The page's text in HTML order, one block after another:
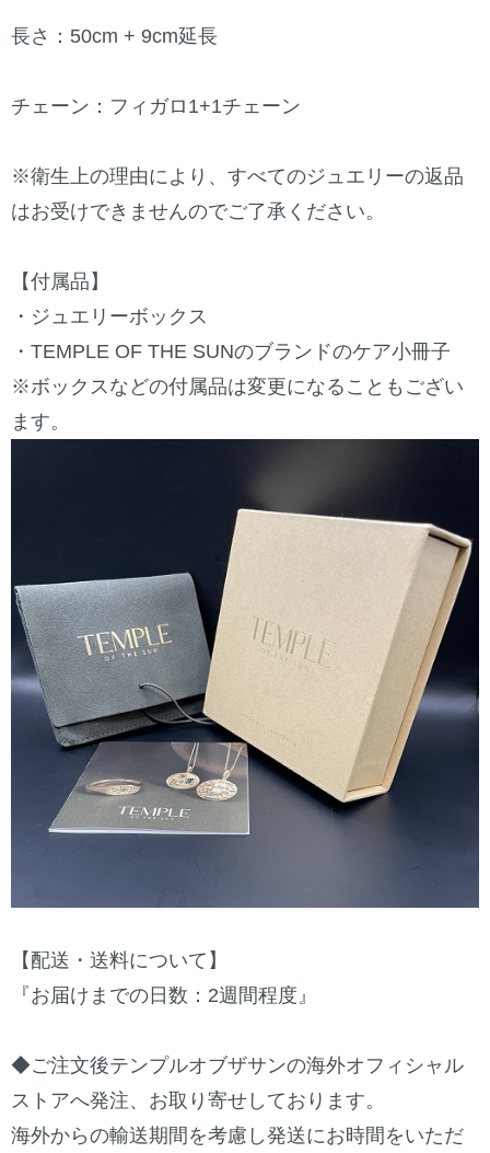
長さ：50cm + 9cm延長
チェーン：フィガロ1+1チェーン
※衛生上の理由により、すべてのジュエリーの返品
はお受けできませんのでご了承ください。
【付属品】
・ジュエリーボックス
・TEMPLE OF THE SUNのブランドのケア小冊子
※ボックスなどの付属品は変更になることもござい
ます。
【配送・送料について】
『お届けまでの日数：2週間程度』
◆ご注文後テンプルオブザサンの海外オフィシャル
ストアへ発注、お取り寄せしております。
海外からの輸送期間を考慮し発送にお時間をいただ